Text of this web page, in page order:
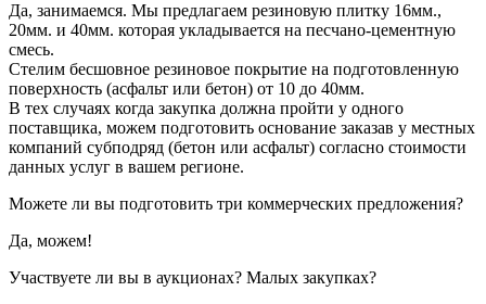
Да, занимаемся. Мы предлагаем резиновую плитку 16мм.,
20мм. и 40мм. которая укладывается на песчано-цементную
смесь.
Стелим бесшовное резиновое покрытие на подготовленную
поверхность (асфальт или бетон) от 10 до 40мм.
В тех случаях когда закупка должна пройти у одного
поставщика, можем подготовить основание заказав у местных
компаний субподряд (бетон или асфальт) согласно стоимости
данных услуг в вашем регионе.
Можете ли вы подготовить три коммерческих предложения?
Да, можем!
Участвуете ли вы в аукционах? Малых закупках?